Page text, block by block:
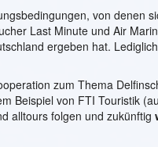
von denen
Last Minute und Air
ergeben hat.
zum Thema
Beispiel von FTI Touristik
alltours folgen und zukünftig